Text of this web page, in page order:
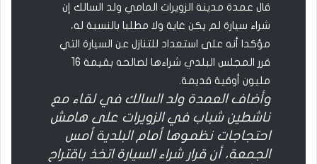
قال عمدة مدينة الزويرات المامي ولد السالك إن
شراء سيارة لم يكن غاية ولا مطلبا بالنسبة له،
مؤكدا أنه على استعداد للتنازل عن السيارة التي
قرر المجلس البلدي شراءها لصالحه بقيمة 16
مليون أوقية قديمة.
وأضاف العمدة ولد السالك في لقاء مع
ناشطين شباب في الزويرات على هامش
احتجاجات نظموها أمام البلدية أمس
الجمعة، أن قرار شراء السيارة اتخذ باقتراح